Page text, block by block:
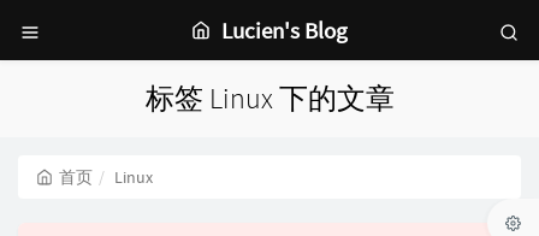
Lucien's Blog
标签 Linux 下的文章
首页 Linux